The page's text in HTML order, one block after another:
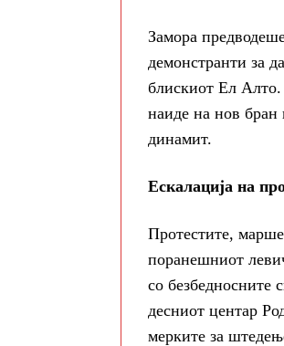
Замора
демонстранти за
блискиот Ел Алто.
наиде на нов бран
динамит.
Ескалација на
Протестите,
поранешниот
со безбедносните
десниот центар
мерките за